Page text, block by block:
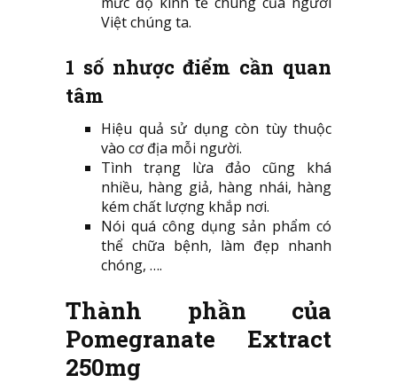
Việt chúng ta.
1 số nhược điểm cần quan
tâm
Hiệu quả sử dụng còn tùy thuộc
vào cơ địa mỗi người.
Tình trạng lừa đảo cũng khá
nhiều, hàng giả, hàng nhái, hàng
kém chất lượng khắp nơi.
Nói quá công dụng sản phẩm có
thể chữa bệnh, làm đẹp nhanh
chóng, ….
Thành phần của
Pomegranate Extract
250mg